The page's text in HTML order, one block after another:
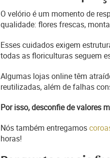
O velório é um momento de
qualidade: flores frescas,
Esses cuidados exigem
todas as floriculturas seguem
Algumas lojas online têm
reutilizadas, além de falhas
Por isso, desconfie de valores
Nós também entregamos
horas!